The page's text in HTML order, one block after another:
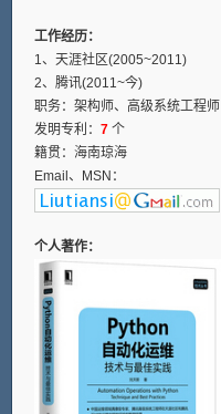
工作经历：
1、天涯社区(2005~2011)
2、腾讯(2011~今)
职务：架构师、高级系统工程师
发明专利： 7个
籍贯：海南琼海
Email、MSN：
个人著作：